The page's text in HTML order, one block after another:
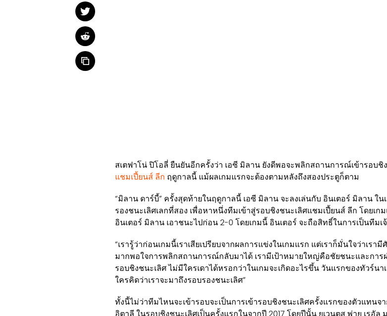
สเตฟาโน่ ปิโอลี่ ยืนยันอีกครั้งว่า เอซี มิลาน ยังดีพอจะพลิกสถานการณ์เข้ารอบชิ
แชมเปี้ยนส์ ลีก ฤดูกาลนี้ แม้ผลเกมแรกจะต้องตามหลังถึงสองประตูก็ตาม
“มิลาน ดาร์บี้” ครั้งสุดท้ายในฤดูกาลนี้ เอซี มิลาน จะลงเล่นกับ อินเตอร์ มิลาน ใน
รองชนะเลิศเลกที่สอง เพื่อหาหนึ่งทีมเข้าสู่รอบชิงชนะเลิศแชมเปี้ยนส์ ลีก โดยเก
อินเตอร์ มิลาน เอาชนะไปก่อน 2-0 โดยเกมนี้ อินเตอร์ จะถือสิทธิ์ในการเป็นทีมเ
“เรารู้ว่าก่อนเกมนี้เราเสียเปรียบจากผลการแข่งในเกมแรก แต่เราก็มั่นใจว่าเรา
มากพอใจการพลิกสถานการณ์กลับมาได้ เรามีเป้าหมายใหญ่คือชัยชนะและการ
รอบชิงชนะเลิศ ไม่มีใครเดาได้หรอกว่าในเกมจะเกิดอะไรขึ้น วันแรกของทัวร์น
ใครคิดว่าเราจะมาถึงรอบรองชนะเลิศ”
ทั้งนี้ไม่ว่าทีมไหนจะเข้ารอบจะเป็นการเข้ารอบชิงชนะเลิศครั้งแรกของตัวแทนจ